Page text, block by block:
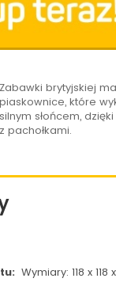
Zabawki brytyjskiej
piaskownice, które
silnym słońcem,
z pachołkami.
Wymiary: 118 x 118